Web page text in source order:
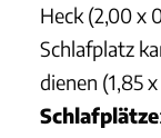
Heck (2,00 x
Schlafplatz
dienen (1,85
Schlafplätze